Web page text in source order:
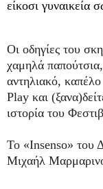
είκοσι γυναικεία
Οι οδηγίες του
χαμηλά
αντηλιακό,
Play και
ιστορία του
Το «Insenso» του
Μιχαήλ